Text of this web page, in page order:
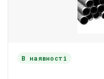
В наявності